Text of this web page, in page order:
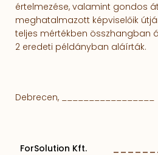
értelmezése, valamint gondos
meghatalmazott képviselőik
teljes mértékben összhangban
2 eredeti példányban aláírták.
Debrecen, _________________
ForSolution Kft.